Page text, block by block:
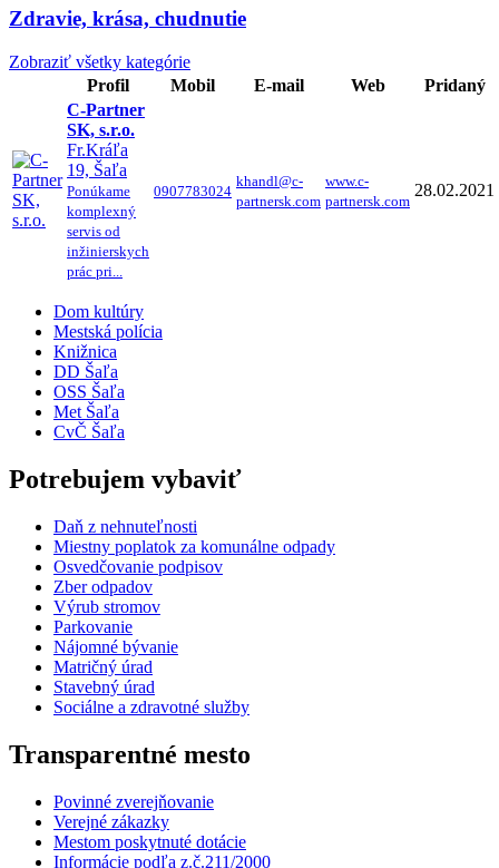
Zdravie, krása, chudnutie
Zobraziť všetky kategórie
Profil
Mobil E-mail Web
Pridaný
C-Partner
SK, s.r.o.
Fr.Kráľa
19, Šaľa
Ponúkame
komplexný
servis od
inžinierskych
prác pri...
0907783024
khandl@c-
partnersk.com
www.c-
partnersk.com
28.02.2021
Dom kultúry
Mestská polícia
Knižnica
DD Šaľa
OSS Šaľa
Met Šaľa
CvČ Šaľa
Potrebujem vybaviť
Daň z nehnuteľnosti
Miestny poplatok za komunálne odpady
Osvedčovanie podpisov
Zber odpadov
Výrub stromov
Parkovanie
Nájomné bývanie
Matričný úrad
Stavebný úrad
Sociálne a zdravotné služby
Transparentné mesto
Povinné zverejňovanie
Verejné zákazky
Mestom poskytnuté dotácie
Informácie podľa z.č.211/2000